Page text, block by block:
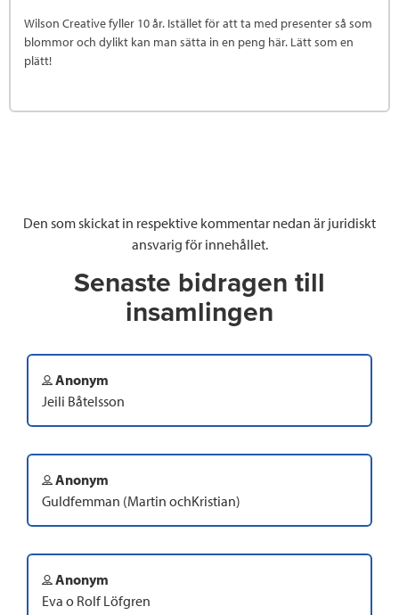
Wilson Creative fyller 10 år. Istället för att ta med presenter så som
blommor och dylikt kan man sätta in en peng här. Lätt som en
plätt!
Den som skickat in respektive kommentar nedan är juridiskt
ansvarig för innehållet.
Senaste bidragen till
insamlingen
Anonym
Jeili Båtelsson
Anonym
Guldfemman (Martin ochKristian)
Anonym
Eva o Rolf Löfgren